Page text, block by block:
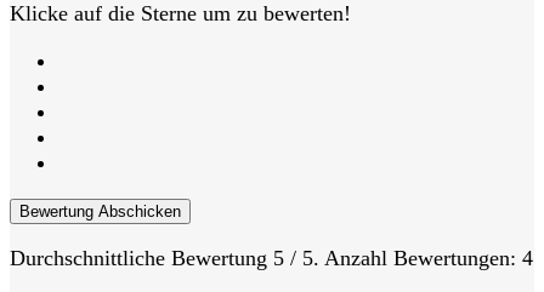
Klicke auf die Sterne um zu bewerten!
Bewertung Abschicken
Durchschnittliche Bewertung 5 / 5. Anzahl Bewertungen: 4